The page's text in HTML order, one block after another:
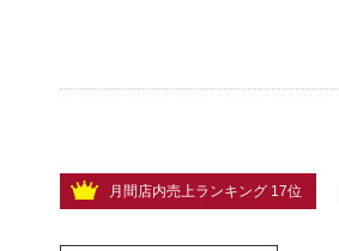
月間店内売上ランキング 17位